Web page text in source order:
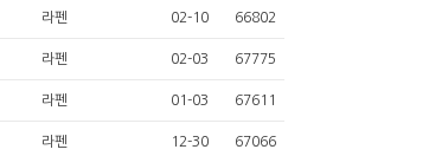
라펜 02-10 66802
라펜 02-03 67775
라펜 01-03 67611
라펜 12-30 67066